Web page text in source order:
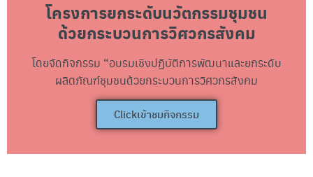
โครงการยกระดับนวัตกรรมชุมชน
ด้วยกระบวนการวิศวกรสังคม
โดยจัดกิจกรรม “อบรมเชิงปฏิบัติการพัฒนาและยกระดับ
ผลิตภัณฑ์ชุมชนด้วยกระบวนการวิศวกรสังคม
Clickเข้าชมกิจกรรม